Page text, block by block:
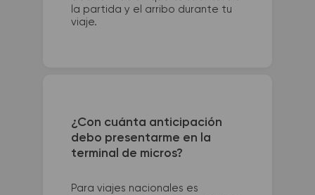
la partida y el arribo durante tu
viaje.
¿Con cuánta anticipación
debo presentarme en la
terminal de micros?
Para viajes nacionales es